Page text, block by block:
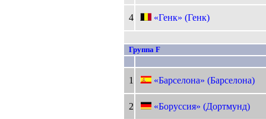
4 «Генк» (Генк)
Группа F
1 «Барселона» (Барселона)
2 «Боруссия» (Дортмунд)